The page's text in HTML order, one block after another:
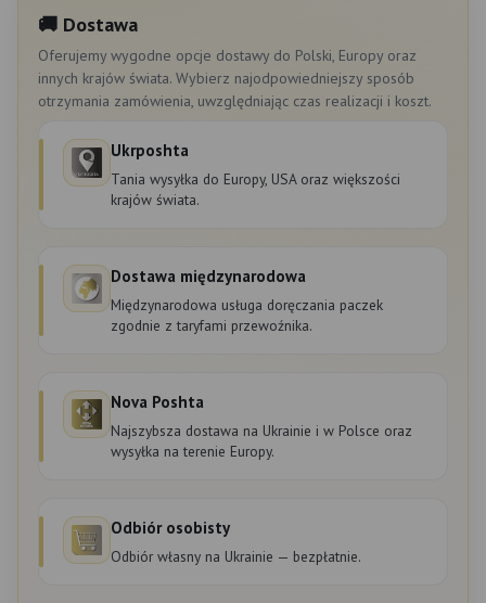
🚚 Dostawa
Oferujemy wygodne opcje dostawy do Polski, Europy oraz
innych krajów świata. Wybierz najodpowiedniejszy sposób
otrzymania zamówienia, uwzględniając czas realizacji i koszt.
Ukrposhta
Tania wysyłka do Europy, USA oraz większości
krajów świata.
Dostawa międzynarodowa
Międzynarodowa usługa doręczania paczek
zgodnie z taryfami przewoźnika.
Nova Poshta
Najszybsza dostawa na Ukrainie i w Polsce oraz
wysyłka na terenie Europy.
Odbiór osobisty
Odbiór własny na Ukrainie — bezpłatnie.